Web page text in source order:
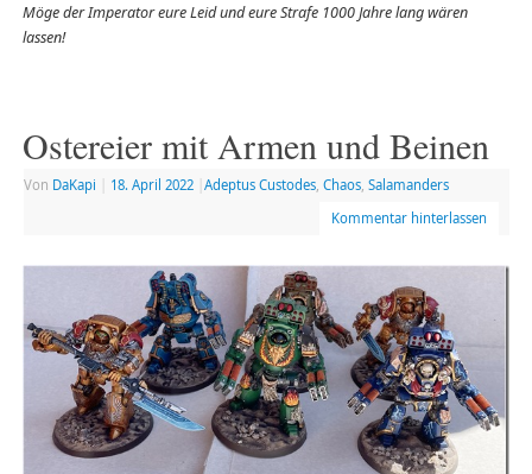
Möge der Imperator eure Leid und eure Strafe 1000 Jahre lang wären
lassen!
Ostereier mit Armen und Beinen
Von DaKapi 18. April 2022 Adeptus Custodes, Chaos, Salamanders
Kommentar hinterlassen